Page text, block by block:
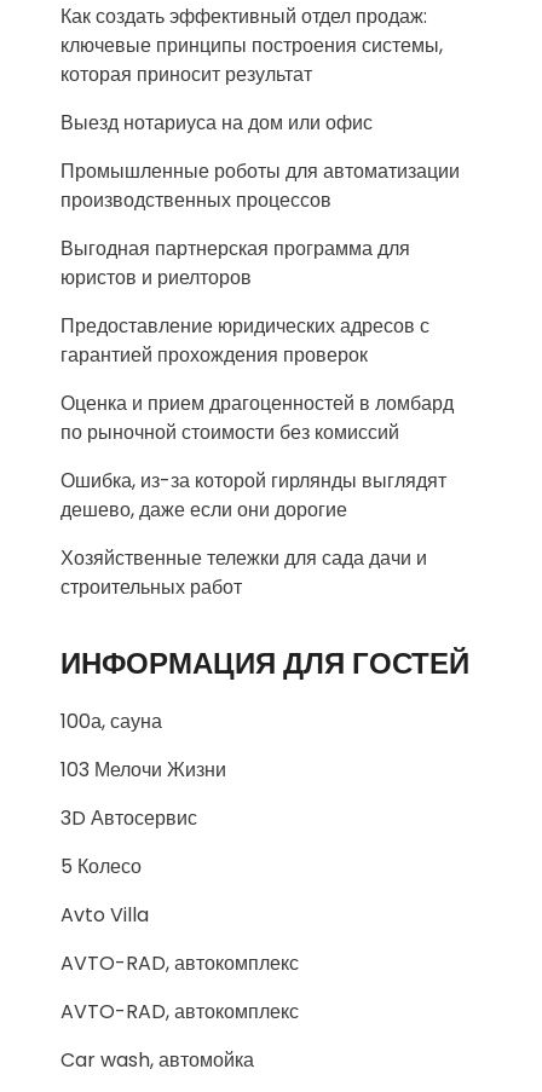
Как создать эффективный отдел продаж:
ключевые принципы построения системы,
которая приносит результат
Выезд нотариуса на дом или офис
Промышленные роботы для автоматизации
производственных процессов
Выгодная партнерская программа для
юристов и риелторов
Предоставление юридических адресов с
гарантией прохождения проверок
Оценка и прием драгоценностей в ломбард
по рыночной стоимости без комиссий
Ошибка, из-за которой гирлянды выглядят
дешево, даже если они дорогие
Хозяйственные тележки для сада дачи и
строительных работ
ИНФОРМАЦИЯ ДЛЯ ГОСТЕЙ
100а, сауна
103 Мелочи Жизни
3D Автосервис
5 Колесо
Avto Villa
AVTO-RAD, автокомплекс
AVTO-RAD, автокомплекс
Car wash, автомойка